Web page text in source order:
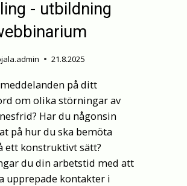
- utbildning
21.8.2025
på ditt
om olika störningar av
Har du någonsin
på hur du ska bemöta
ett konstruktivt sätt?
du din arbetstid med att
upprepade kontakter i